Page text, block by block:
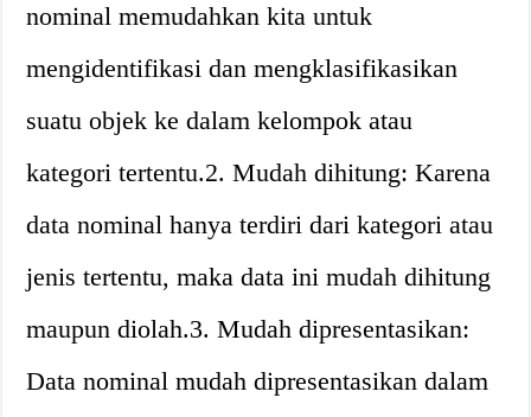
nominal memudahkan kita untuk
mengidentifikasi dan mengklasifikasikan
suatu objek ke dalam kelompok atau
kategori tertentu.2. Mudah dihitung: Karena
data nominal hanya terdiri dari kategori atau
jenis tertentu, maka data ini mudah dihitung
maupun diolah.3. Mudah dipresentasikan:
Data nominal mudah dipresentasikan dalam